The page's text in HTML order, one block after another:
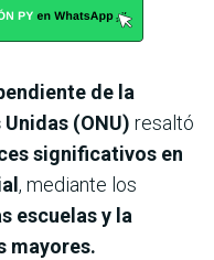
de la
(ONU) resaltó
significativos en
, mediante los
escuelas y la
mayores.